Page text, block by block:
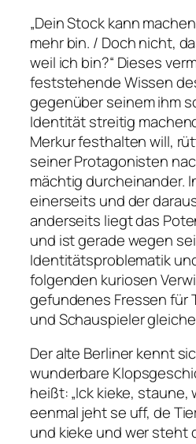
„Dein Stock kann
mehr bin. / Doch nicht,
weil ich bin?“ Dieses
feststehende Wissen
gegenüber seinem ihm
Identität streitig
Merkur festhalten will,
seiner Protagonisten
mächtig durcheinander.
einerseits und der
anderseits liegt das
und ist gerade wegen
Identitätsproblematik
folgenden kuriosen
gefundenes Fressen für
und Schauspieler
Der alte Berliner kennt
wunderbare
heißt:„Ick kieke, staune,
eenmal jeht se uff, de
und kieke und wer steht